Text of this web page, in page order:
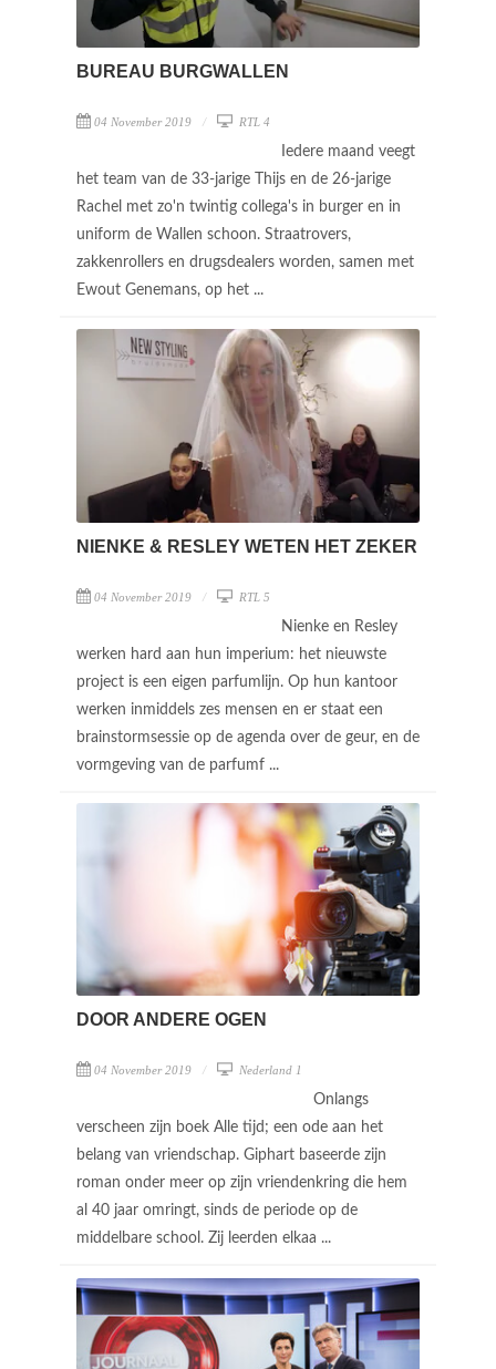
BUREAU BURGWALLEN
04 November 2019 RTL 4
Iedere maand veegt
het team van de 33-jarige Thijs en de 26-jarige
Rachel met zo'n twintig collega's in burger en in
uniform de Wallen schoon. Straatrovers,
zakkenrollers en drugsdealers worden, samen met
Ewout Genemans, op het ...
NIENKE & RESLEY WETEN HET ZEKER
04 November 2019 RTL 5
Nienke en Resley
werken hard aan hun imperium: het nieuwste
project is een eigen parfumlijn. Op hun kantoor
werken inmiddels zes mensen en er staat een
brainstormsessie op de agenda over de geur, en de
vormgeving van de parfumf ...
DOOR ANDERE OGEN
04 November 2019 Nederland 1
Onlangs
verscheen zijn boek Alle tijd; een ode aan het
belang van vriendschap. Giphart baseerde zijn
roman onder meer op zijn vriendenkring die hem
al 40 jaar omringt, sinds de periode op de
middelbare school. Zij leerden elkaa ...